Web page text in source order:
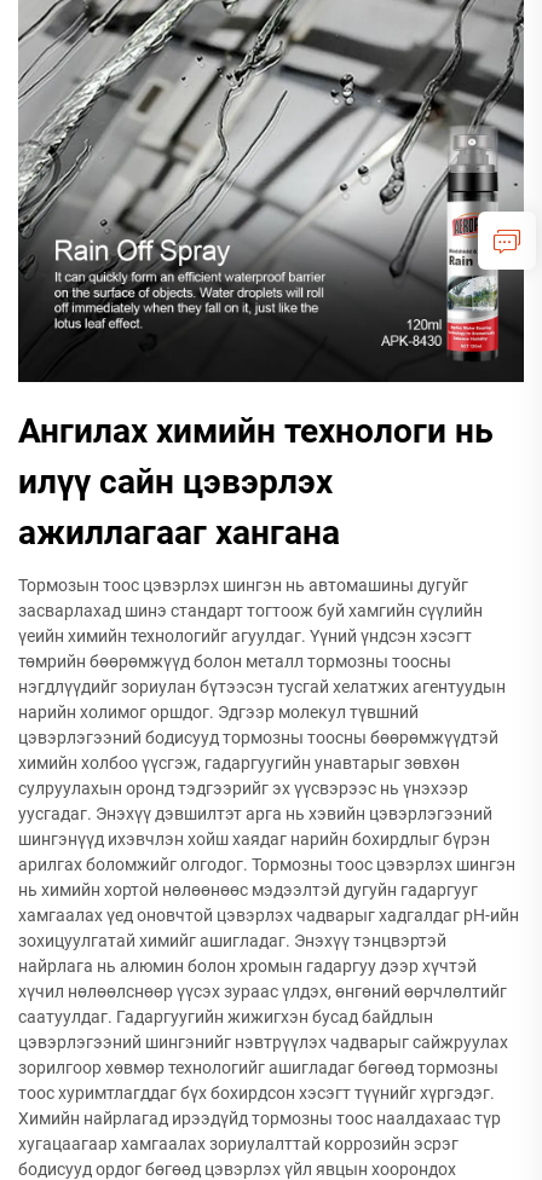
Ангилах химийн технологи нь
илүү сайн цэвэрлэх
ажиллагааг хангана
Тормозын тоос цэвэрлэх шингэн нь автомашины дугуйг
засварлахад шинэ стандарт тогтоож буй хамгийн сүүлийн
үеийн химийн технологийг агуулдаг. Үүний үндсэн хэсэгт
төмрийн бөөрөмжүүд болон металл тормозны тоосны
нэгдлүүдийг зориулан бүтээсэн тусгай хелатжих агентуудын
нарийн холимог оршдог. Эдгээр молекул түвшний
цэвэрлэгээний бодисууд тормозны тоосны бөөрөмжүүдтэй
химийн холбоо үүсгэж, гадаргуугийн унавтарыг зөвхөн
сулруулахын оронд тэдгээрийг эх үүсвэрээс нь үнэхээр
уусгадаг. Энэхүү дэвшилтэт арга нь хэвийн цэвэрлэгээний
шингэнүүд ихэвчлэн хойш хаядаг нарийн бохирдлыг бүрэн
арилгах боломжийг олгодог. Тормозны тоос цэвэрлэх шингэн
нь химийн хортой нөлөөнөөс мэдээлтэй дугуйн гадаргууг
хамгаалах үед оновчтой цэвэрлэх чадварыг хадгалдаг рН-ийн
зохицуулгатай химийг ашигладаг. Энэхүү тэнцвэртэй
найрлага нь алюмин болон хромын гадаргуу дээр хүчтэй
хүчил нөлөөлснөөр үүсэх зураас үлдэх, өнгөний өөрчлөлтийг
саатуулдаг. Гадаргуугийн жижигхэн бусад байдлын
цэвэрлэгээний шингэнийг нэвтрүүлэх чадварыг сайжруулах
зорилгоор хөвмөр технологийг ашигладаг бөгөөд тормозны
тоос хуримтлагддаг бүх бохирдсон хэсэгт түүнийг хүргэдэг.
Химийн найрлагад ирээдүйд тормозны тоос наалдахаас түр
хугацаагаар хамгаалах зориулалттай коррозийн эсрэг
бодисууд ордог бөгөөд цэвэрлэх үйл явцын хоорондох